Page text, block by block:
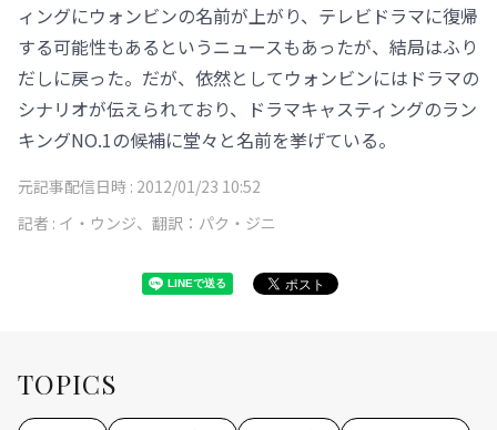
ィングにウォンビンの名前が上がり、テレビドラマに復帰
する可能性もあるというニュースもあったが、結局はふり
だしに戻った。だが、依然としてウォンビンにはドラマの
シナリオが伝えられており、ドラマキャスティングのラン
キングNO.1の候補に堂々と名前を挙げている。
元記事配信日時 : 2012/01/23 10:52
記者 : イ・ウンジ、翻訳：パク・ジニ
TOPICS